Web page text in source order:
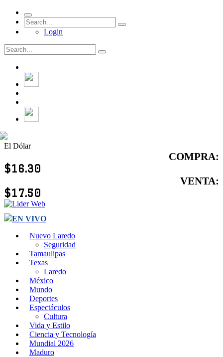
Login
El Dólar
COMPRA:
$16.30
VENTA:
$17.50
EN VIVO
Nuevo Laredo
Seguridad
Tamaulipas
Texas
Laredo
México
Mundo
Deportes
Espectáculos
Cultura
Vida y Estilo
Ciencia y Tecnología
Mundial 2026
Maduro